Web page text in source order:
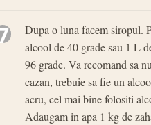
Dupa o luna facem siropul.
alcool de 40 grade sau 1 L
96 grade. Va recomand sa
cazan, trebuie sa fie un
acru, cel mai bine folositi
Adaugam in apa 1 kg de